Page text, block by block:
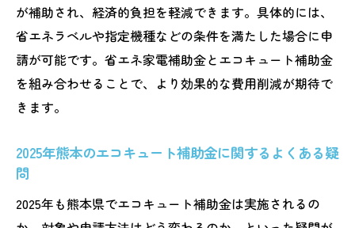
エコキュート補助金熊本市の対象条件と抽
選の注意点
2025年エコキュート補助金熊本市での必要
書類まとめ
熊本市省エネルギー機器導入推進事業の特
エコキュート補助金熊本市申請時のよくあ
が補助され、経済的負担を軽減できます。具体的には、
省エネラベルや指定機種などの条件を満たした場合に申
請が可能です。省エネ家電補助金とエコキュート補助金
を組み合わせることで、より効果的な費用削減が期待で
きます。
2025年熊本のエコキュート補助金に関するよくある疑
問
2025年も熊本県でエコキュート補助金は実施されるの